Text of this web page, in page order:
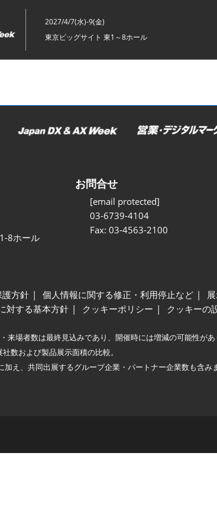
2027/4/7(水)-9(金)
東京ビッグサイト 東1～8ホール
8ホール
お問合せ
[email protected]
03-6739-4104
Fax: 03-4563-2100
方針 個人情報に関する修正・利用停止など
対する基本方針
クッキーポリシー クッキーの
来場者数は最終見込みであり、開催時には増減の可能性があ
数および製品展示面積の比較。
え、共同出展するグループ企業・パートナー企業数も含みま